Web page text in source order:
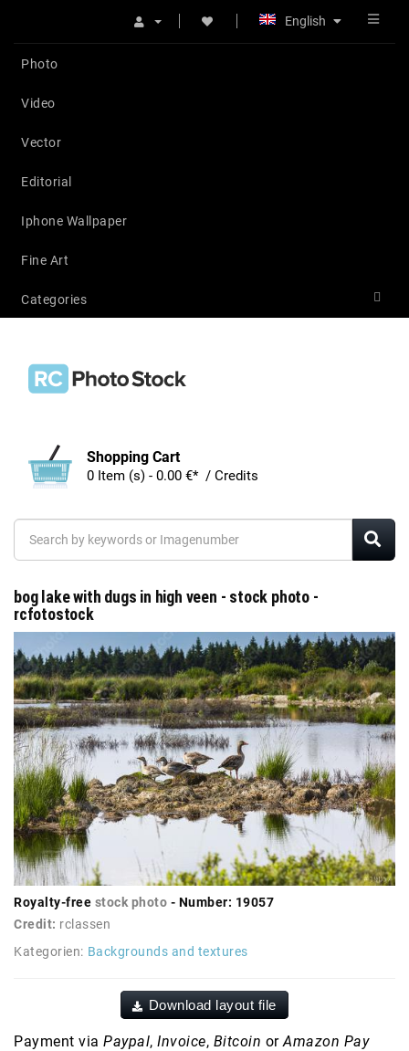
English
Photo
Video
Vector
Editorial
Iphone Wallpaper
Fine Art
Categories
Shopping Cart
0 Item (s) - 0.00 €* / Credits
bog lake with dugs in high veen - stock photo -
rcfotostock
Royalty-free stock photo - Number: 19057
Credit: rclassen
Kategorien: Backgrounds and textures
Download layout file
Payment via Paypal, Invoice, Bitcoin or Amazon Pay